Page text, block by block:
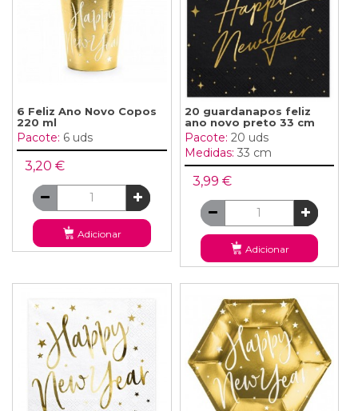
6 Feliz Ano Novo Copos
220 ml
Pacote: 6 uds
3,20 €
Adicionar
20 guardanapos feliz
ano novo preto 33 cm
Pacote: 20 uds
Medidas: 33 cm
3,99 €
Adicionar